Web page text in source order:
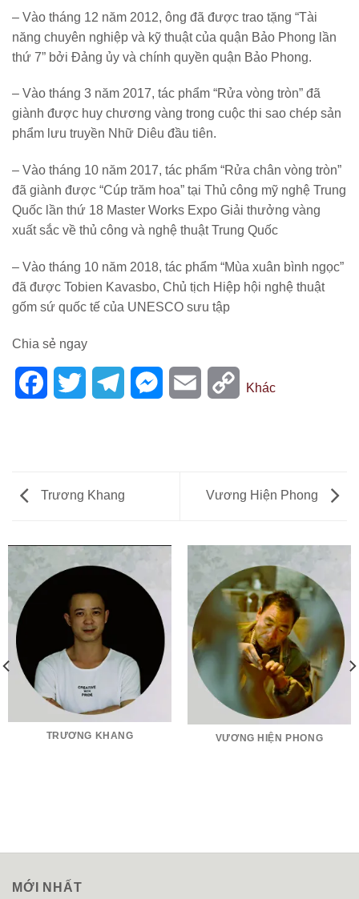
– Vào tháng 12 năm 2012, ông đã được trao tặng “Tài
năng chuyên nghiệp và kỹ thuật của quận Bảo Phong lần
thứ 7” bởi Đảng ủy và chính quyền quận Bảo Phong.
– Vào tháng 3 năm 2017, tác phẩm “Rửa vòng tròn” đã
giành được huy chương vàng trong cuộc thi sao chép sản
phẩm lưu truyền Nhữ Diêu đầu tiên.
– Vào tháng 10 năm 2017, tác phẩm “Rửa chân vòng tròn”
đã giành được “Cúp trăm hoa” tại Thủ công mỹ nghệ Trung
Quốc lần thứ 18 Master Works Expo Giải thưởng vàng
xuất sắc về thủ công và nghệ thuật Trung Quốc
– Vào tháng 10 năm 2018, tác phẩm “Mùa xuân bình ngọc”
đã được Tobien Kavasbo, Chủ tịch Hiệp hội nghệ thuật
gốm sứ quốc tế của UNESCO sưu tập
Chia sẻ ngay
FacebookTwitter TelegramMessenger
Email Copy
Khác
Trương Khang Vương Hiện Phong
TRƯƠNG KHANG VƯƠNG HIỆN PHONG
MỚI NHẤT